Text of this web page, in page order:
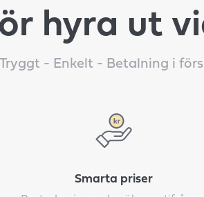
hyra ut
Tryggt - Enkelt - Betalning i
Smarta priser